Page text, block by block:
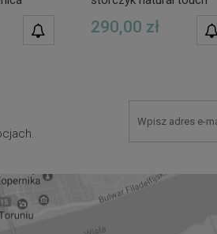
POWIADOM O
DOSTĘPNOŚCI290,00 zł